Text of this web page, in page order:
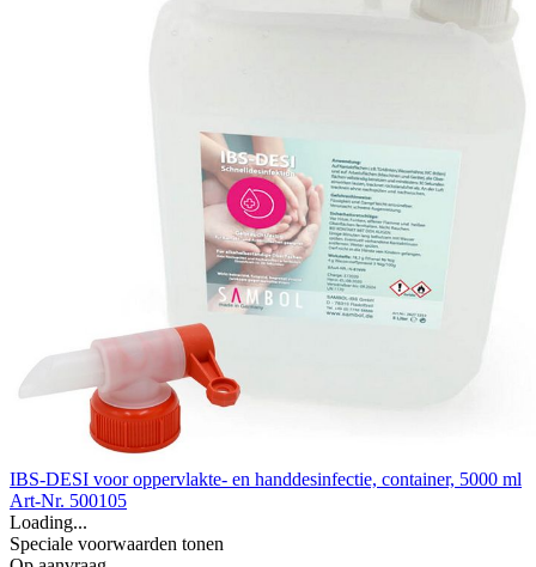
IBS-DESI voor oppervlakte- en handdesinfectie, container, 5000 ml
Art-Nr. 500105
Loading...
Speciale voorwaarden tonen